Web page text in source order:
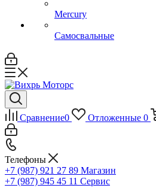
Mercury
Самосвальные
Сравнение0 Отложенные 0
Телефоны
+7 (987) 921 27 89 Магазин
+7 (987) 945 45 11 Сервис